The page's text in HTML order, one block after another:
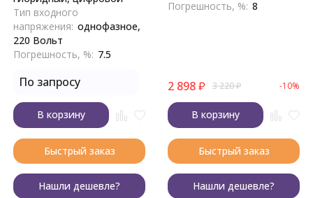
Тип входного
напряжения: однофазное,
220 Вольт
Погрешность, %: 7.5
По запросу
В корзину
Быстрый заказ
Нашли дешевле?
Погрешность, %: 8
2 898₽ 3 220₽ -10%
В корзину
Быстрый заказ
Нашли дешевле?